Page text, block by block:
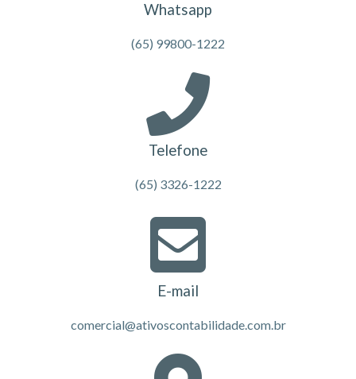
Whatsapp
(65) 99800-1222
Telefone
(65) 3326-1222
E-mail
comercial@ativoscontabilidade.com.br